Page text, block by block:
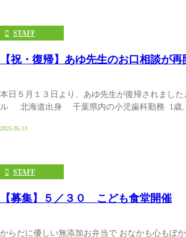
STAFF
【祝・復帰】あゆ先生のお口相談が
本日５月１３日より、あゆ先生が復帰され
ル 北海道出身 千葉県内の小児歯科勤務 1
2025.05.13
STAFF
【募集】５／３０ こども食堂開催
からだに優しい無添加お弁当で おなかも心もぽ